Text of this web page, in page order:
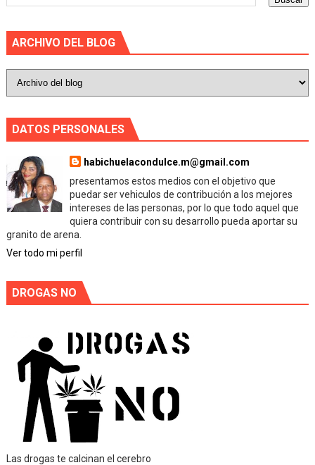
ARCHIVO DEL BLOG
DATOS PERSONALES
habichuelacondulce.m@gmail.com
presentamos estos medios con el objetivo que
puedar ser vehiculos de contribución a los mejores
intereses de las personas, por lo que todo aquel que
quiera contribuir con su desarrollo pueda aportar su
granito de arena.
Ver todo mi perfil
DROGAS NO
Las drogas te calcinan el cerebro